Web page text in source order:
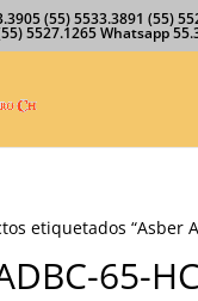
(55) 5533.3891 (55)
5527.1265 Whatsapp
etiquetados “Asber
65-HC